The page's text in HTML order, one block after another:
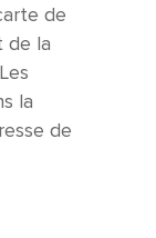
de
de la
la
de